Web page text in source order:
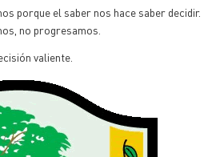
porque el saber nos hace saber decidir.
no progresamos.
valiente.